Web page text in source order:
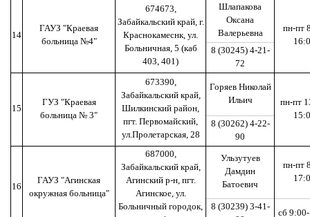
14
ГАУЗ "Краевая
больница №4"
674673,
Забайкальский край, г.
Краснокамеснк, ул.
Больничная, 5 (каб
403, 401)
Шлапакова
Оксана
Валерьевна
пн-пт
8 (30245) 4-21-
72
15
ГУЗ "Краевая
больница № 3"
673390,
Забайкальский край,
Шилкинский район,
пгт. Первомайский,
ул.Пролетарская, 28
Горяев Николай
Ильич
пн-пт
8 (30262) 4-22-
90
16
ГАУЗ "Агинская
окружная больница"
687000,
Забайкальский край,
Агинский р-н, пгт.
Агинское, ул.
Больничный городок,
Ульзутуев
Дамдин
Батоевич
пн-пт
8 (30239) 3-41-
сб